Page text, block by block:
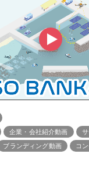
企業・会社紹介動画
ブランディング動画
コ